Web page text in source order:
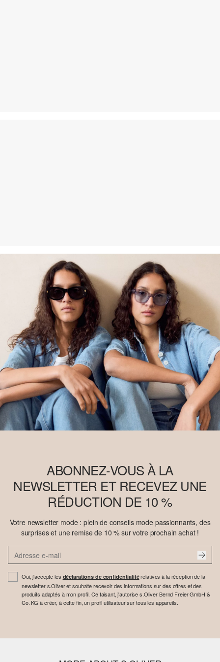
ABONNEZ-VOUS À LA
NEWSLETTER ET RECEVEZ UNE
RÉDUCTION DE 10 %
Votre newsletter mode : plein de conseils mode passionnants, des
surprises et une remise de 10 % sur votre prochain achat !
Oui, j'accepte les déclarations de confidentialitérelatives à la réception de la
newsletter s.Oliver et souhaite recevoir des informations sur des offres et des
produits adaptés à mon profil. Ce faisant, j'autorise s.Oliver Bernd Freier GmbH &
Co. KG à créer, à cette fin, un profil utilisateur sur tous les appareils.